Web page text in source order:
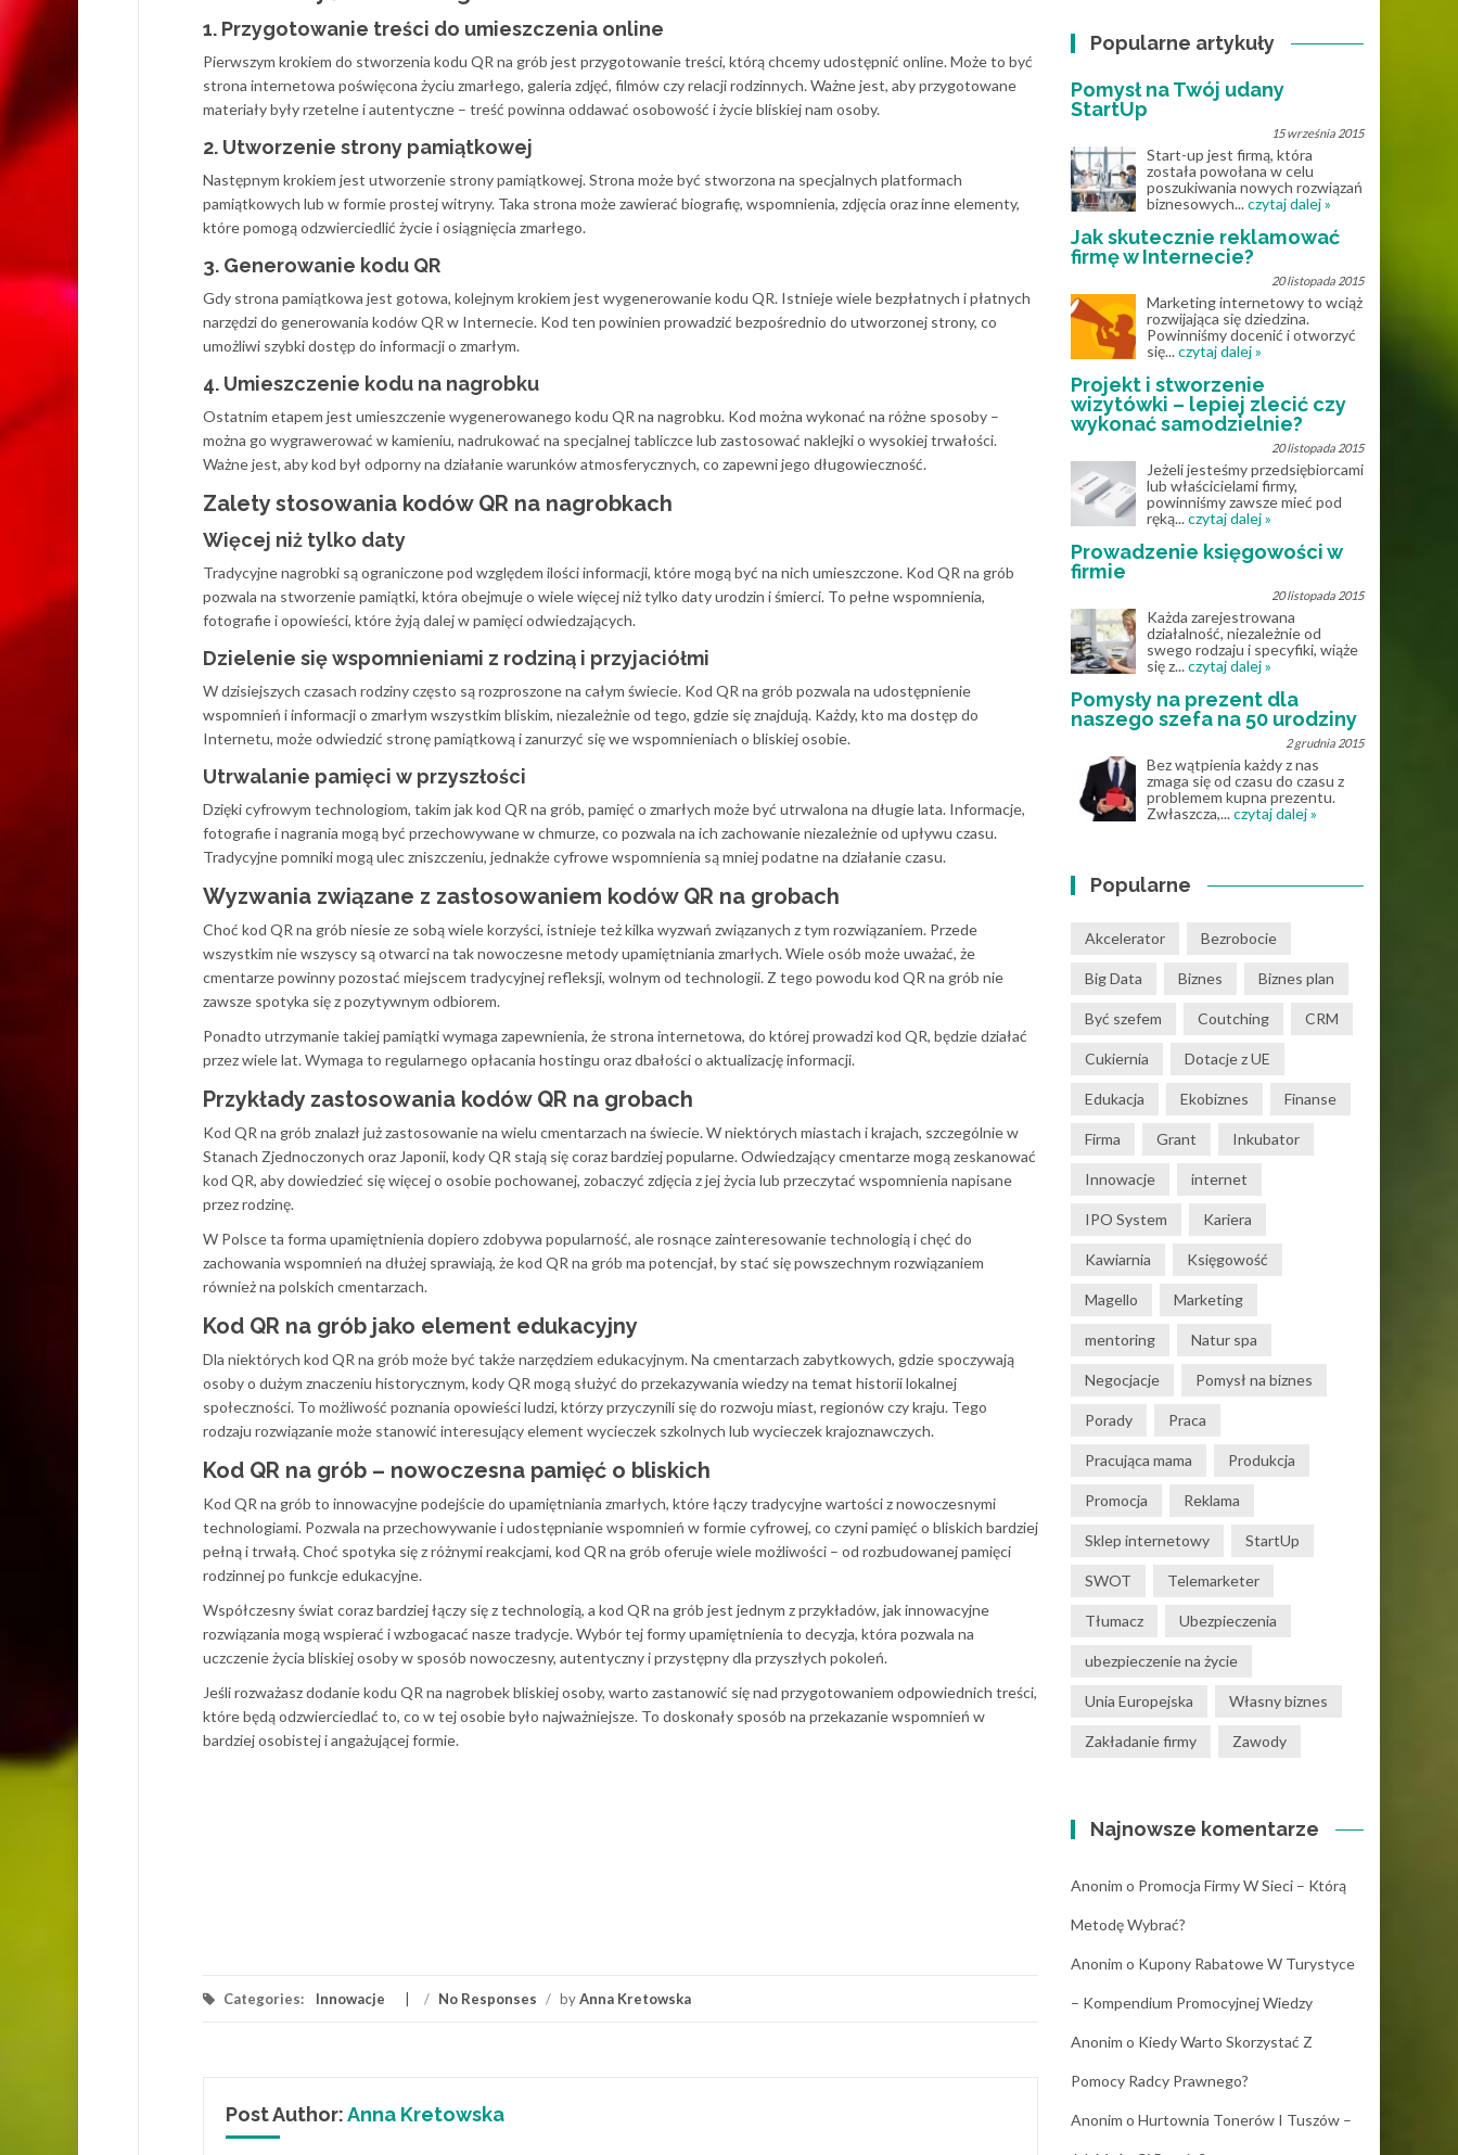
1. Przygotowanie treści do umieszczenia online
Pierwszym krokiem do stworzenia kodu QR na grób jest przygotowanie treści, którą chcemy udostępnić online. Może to być
strona internetowa poświęcona życiu zmarłego, galeria zdjęć, filmów czy relacji rodzinnych. Ważne jest, aby przygotowane
materiały były rzetelne i autentyczne – treść powinna oddawać osobowość i życie bliskiej nam osoby.
2. Utworzenie strony pamiątkowej
Następnym krokiem jest utworzenie strony pamiątkowej. Strona może być stworzona na specjalnych platformach
pamiątkowych lub w formie prostej witryny. Taka strona może zawierać biografię, wspomnienia, zdjęcia oraz inne elementy,
które pomogą odzwierciedlić życie i osiągnięcia zmarłego.
3. Generowanie kodu QR
Gdy strona pamiątkowa jest gotowa, kolejnym krokiem jest wygenerowanie kodu QR. Istnieje wiele bezpłatnych i płatnych
narzędzi do generowania kodów QR w Internecie. Kod ten powinien prowadzić bezpośrednio do utworzonej strony, co
umożliwi szybki dostęp do informacji o zmarłym.
4. Umieszczenie kodu na nagrobku
Ostatnim etapem jest umieszczenie wygenerowanego kodu QR na nagrobku. Kod można wykonać na różne sposoby –
można go wygrawerować w kamieniu, nadrukować na specjalnej tabliczce lub zastosować naklejki o wysokiej trwałości.
Ważne jest, aby kod był odporny na działanie warunków atmosferycznych, co zapewni jego długowieczność.
Zalety stosowania kodów QR na nagrobkach
Więcej niż tylko daty
Tradycyjne nagrobki są ograniczone pod względem ilości informacji, które mogą być na nich umieszczone. Kod QR na grób
pozwala na stworzenie pamiątki, która obejmuje o wiele więcej niż tylko daty urodzin i śmierci. To pełne wspomnienia,
fotografie i opowieści, które żyją dalej w pamięci odwiedzających.
Dzielenie się wspomnieniami z rodziną i przyjaciółmi
W dzisiejszych czasach rodziny często są rozproszone na całym świecie. Kod QR na grób pozwala na udostępnienie
wspomnień i informacji o zmarłym wszystkim bliskim, niezależnie od tego, gdzie się znajdują. Każdy, kto ma dostęp do
Internetu, może odwiedzić stronę pamiątkową i zanurzyć się we wspomnieniach o bliskiej osobie.
Utrwalanie pamięci w przyszłości
Dzięki cyfrowym technologiom, takim jak kod QR na grób, pamięć o zmarłych może być utrwalona na długie lata. Informacje,
fotografie i nagrania mogą być przechowywane w chmurze, co pozwala na ich zachowanie niezależnie od upływu czasu.
Tradycyjne pomniki mogą ulec zniszczeniu, jednakże cyfrowe wspomnienia są mniej podatne na działanie czasu.
Wyzwania związane z zastosowaniem kodów QR na grobach
Choć kod QR na grób niesie ze sobą wiele korzyści, istnieje też kilka wyzwań związanych z tym rozwiązaniem. Przede
wszystkim nie wszyscy są otwarci na tak nowoczesne metody upamiętniania zmarłych. Wiele osób może uważać, że
cmentarze powinny pozostać miejscem tradycyjnej refleksji, wolnym od technologii. Z tego powodu kod QR na grób nie
zawsze spotyka się z pozytywnym odbiorem.
Ponadto utrzymanie takiej pamiątki wymaga zapewnienia, że strona internetowa, do której prowadzi kod QR, będzie działać
przez wiele lat. Wymaga to regularnego opłacania hostingu oraz dbałości o aktualizację informacji.
Przykłady zastosowania kodów QR na grobach
Kod QR na grób znalazł już zastosowanie na wielu cmentarzach na świecie. W niektórych miastach i krajach, szczególnie w
Stanach Zjednoczonych oraz Japonii, kody QR stają się coraz bardziej popularne. Odwiedzający cmentarze mogą zeskanować
kod QR, aby dowiedzieć się więcej o osobie pochowanej, zobaczyć zdjęcia z jej życia lub przeczytać wspomnienia napisane
przez rodzinę.
W Polsce ta forma upamiętnienia dopiero zdobywa popularność, ale rosnące zainteresowanie technologią i chęć do
zachowania wspomnień na dłużej sprawiają, że kod QR na grób ma potencjał, by stać się powszechnym rozwiązaniem
również na polskich cmentarzach.
Kod QR na grób jako element edukacyjny
Dla niektórych kod QR na grób może być także narzędziem edukacyjnym. Na cmentarzach zabytkowych, gdzie spoczywają
osoby o dużym znaczeniu historycznym, kody QR mogą służyć do przekazywania wiedzy na temat historii lokalnej
społeczności. To możliwość poznania opowieści ludzi, którzy przyczynili się do rozwoju miast, regionów czy kraju. Tego
rodzaju rozwiązanie może stanowić interesujący element wycieczek szkolnych lub wycieczek krajoznawczych.
Kod QR na grób – nowoczesna pamięć o bliskich
Kod QR na grób to innowacyjne podejście do upamiętniania zmarłych, które łączy tradycyjne wartości z nowoczesnymi
technologiami. Pozwala na przechowywanie i udostępnianie wspomnień w formie cyfrowej, co czyni pamięć o bliskich bardziej
pełną i trwałą. Choć spotyka się z różnymi reakcjami, kod QR na grób oferuje wiele możliwości – od rozbudowanej pamięci
rodzinnej po funkcje edukacyjne.
Współczesny świat coraz bardziej łączy się z technologią, a kod QR na grób jest jednym z przykładów, jak innowacyjne
rozwiązania mogą wspierać i wzbogacać nasze tradycje. Wybór tej formy upamiętnienia to decyzja, która pozwala na
uczczenie życia bliskiej osoby w sposób nowoczesny, autentyczny i przystępny dla przyszłych pokoleń.
Jeśli rozważasz dodanie kodu QR na nagrobek bliskiej osoby, warto zastanowić się nad przygotowaniem odpowiednich treści,
które będą odzwierciedlać to, co w tej osobie było najważniejsze. To doskonały sposób na przekazanie wspomnień w
bardziej osobistej i angażującej formie.
Categories: Innowacje / No Responses / byAnna Kretowska
Post Author:Anna Kretowska
Popularne artykuły
Pomysł na Twój udany
StartUp
15 września 2015
Start-up jest firmą, która
została powołana w celu
poszukiwania nowych rozwiązań
biznesowych...czytaj dalej »
Jak skutecznie reklamować
firmę w Internecie?
20 listopada 2015
Marketing internetowy to wciąż
rozwijająca się dziedzina.
Powinniśmy docenić i otworzyć
się...czytaj dalej »
Projekt i stworzenie
wizytówki – lepiej zlecić czy
wykonać samodzielnie?
20 listopada 2015
Jeżeli jesteśmy przedsiębiorcami
lub właścicielami firmy,
powinniśmy zawsze mieć pod
ręką...czytaj dalej »
Prowadzenie księgowości w
firmie
20 listopada 2015
Każda zarejestrowana
działalność, niezależnie od
swego rodzaju i specyfiki, wiąże
się z...czytaj dalej »
Pomysły na prezent dla
naszego szefa na 50 urodziny
2 grudnia 2015
Bez wątpienia każdy z nas
zmaga się od czasu do czasu z
problemem kupna prezentu.
Zwłaszcza,...czytaj dalej »
Popularne
Akcelerator Bezrobocie
Big Data Biznes Biznes plan
Być szefem Coutching CRM
Cukiernia Dotacje z UE
Edukacja Ekobiznes Finanse
Firma Grant Inkubator
Innowacje internet
IPO System Kariera
Kawiarnia Księgowość
Magello Marketing
mentoring Natur spa
Negocjacje Pomysł na biznes
Porady Praca
Pracująca mama Produkcja
Promocja Reklama
Sklep internetowy StartUp
SWOT Telemarketer
Tłumacz Ubezpieczenia
ubezpieczenie na życie
Unia Europejska Własny biznes
Zakładanie firmy Zawody
Najnowsze komentarze
Anonim o Promocja Firmy W Sieci – Którą
Metodę Wybrać?
Anonim o Kupony Rabatowe W Turystyce
– Kompendium Promocyjnej Wiedzy
Anonim o Kiedy Warto Skorzystać Z
Pomocy Radcy Prawnego?
Anonim o Hurtownia Tonerów I Tuszów –